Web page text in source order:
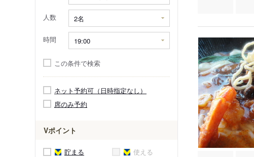
人数
時間
この条件で検索
ネット予約可（日時指定なし）
席のみ予約
Vポイント
貯まる 使える